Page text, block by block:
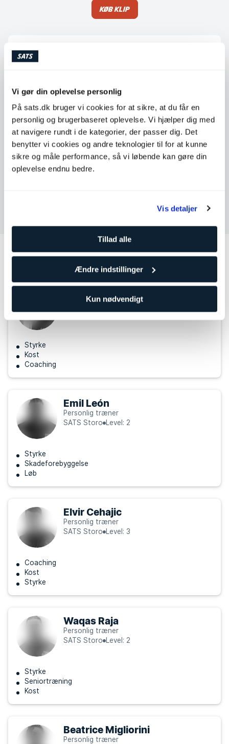
Vi gør din oplevelse personlig
På sats.dk bruger vi cookies for at sikre, at du får en
personlig og brugerbaseret oplevelse. Vi hjælper dig med
at navigere rundt i de kategorier, der passer dig. Det
benytter vi cookies og andre teknologier til for at kunne
sikre og måle performance, så vi løbende kan gøre din
oplevelse endnu bedre.
Vis detaljer
Tillad alle
Ændre indstillinger
Kun nødvendigt
Køb klip
Tilgængelige timer
Onsdag
07:00 - 16:00
Torsdag
07:00 - 19:00
Fredag
07:00 - 14:00
Lørdag
Ikke tilgængelig
Søndag
Kontakt Marius Høyen Skottner
Andre personlige trænere som kan
passe til dine behov
Tonje Wigstøl
Personlig træner
SATS Storo Level: 2
Styrke
Kost
Coaching
Emil León
Personlig træner
SATS Storo
Level: 2
Styrke
Skadeforebyggelse
Løb
Elvir Cehajic
Personlig træner
SATS Storo
Level: 3
Coaching
Kost
Styrke
Waqas Raja
Personlig træner
SATS Storo
Level: 2
Styrke
Seniortræning
Kost
Beatrice Migliorini
Personlig træner